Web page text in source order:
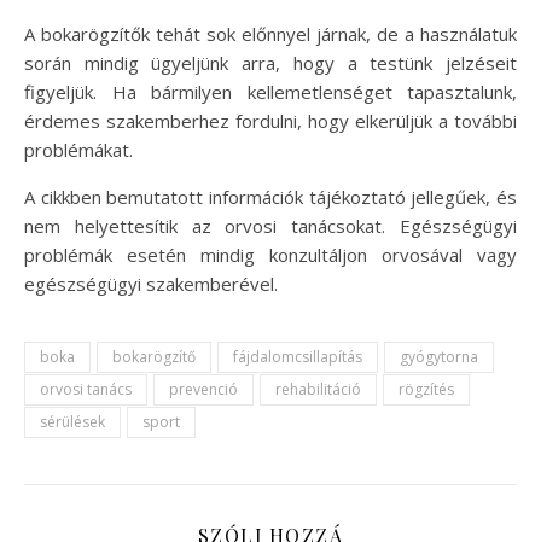
A bokarögzítők tehát sok előnnyel járnak, de a használatuk
során mindig ügyeljünk arra, hogy a testünk jelzéseit
figyeljük. Ha bármilyen kellemetlenséget tapasztalunk,
érdemes szakemberhez fordulni, hogy elkerüljük a további
problémákat.
A cikkben bemutatott információk tájékoztató jellegűek, és
nem helyettesítik az orvosi tanácsokat. Egészségügyi
problémák esetén mindig konzultáljon orvosával vagy
egészségügyi szakemberével.
boka bokarögzítő fájdalomcsillapítás
gyógytorna
orvosi tanács
prevenció rehabilitáció
rögzítés
sérülések
sport
SZÓLJ HOZZÁ